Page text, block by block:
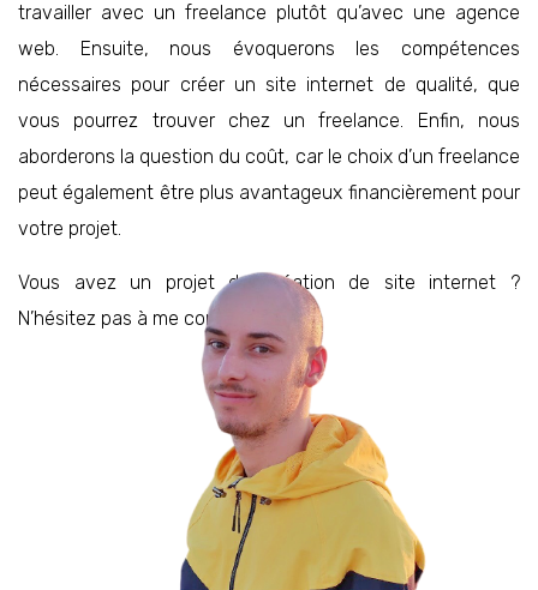
travailler avec un freelance plutôt qu’avec une agence
web. Ensuite, nous évoquerons les compétences
nécessaires pour créer un site internet de qualité, que
vous pourrez trouver chez un freelance. Enfin, nous
aborderons la question du coût, car le choix d’un freelance
peut également être plus avantageux financièrement pour
votre projet.
Vous avez un projet de création de site internet ?
N’hésitez pas à me contacter !